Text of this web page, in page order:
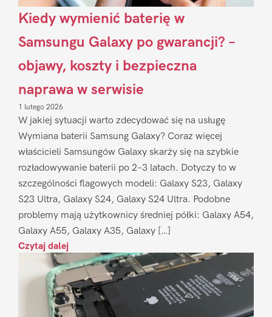
Kiedy wymienić baterię w
Samsungu Galaxy po gwarancji? –
objawy, koszty i bezpieczna
naprawa w serwisie
1 lutego 2026
W jakiej sytuacji warto zdecydować się na usługę
Wymiana baterii Samsung Galaxy? Coraz więcej
właścicieli Samsungów Galaxy skarży się na szybkie
rozładowywanie baterii po 2–3 latach. Dotyczy to w
szczególności flagowych modeli: Galaxy S23, Galaxy
S23 Ultra, Galaxy S24, Galaxy S24 Ultra. Podobne
problemy mają użytkownicy średniej półki: Galaxy A54,
Galaxy A55, Galaxy A35, Galaxy […]
Czytaj dalej